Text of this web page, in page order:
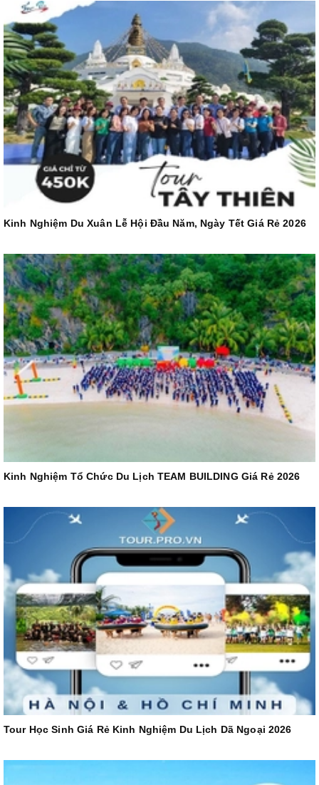
Kinh Nghiệm Du Xuân Lễ Hội Đầu Năm, Ngày Tết Giá Rẻ 2026
Kinh Nghiệm Tổ Chức Du Lịch TEAM BUILDING Giá Rẻ 2026
Tour Học Sinh Giá Rẻ Kinh Nghiệm Du Lịch Dã Ngoại 2026